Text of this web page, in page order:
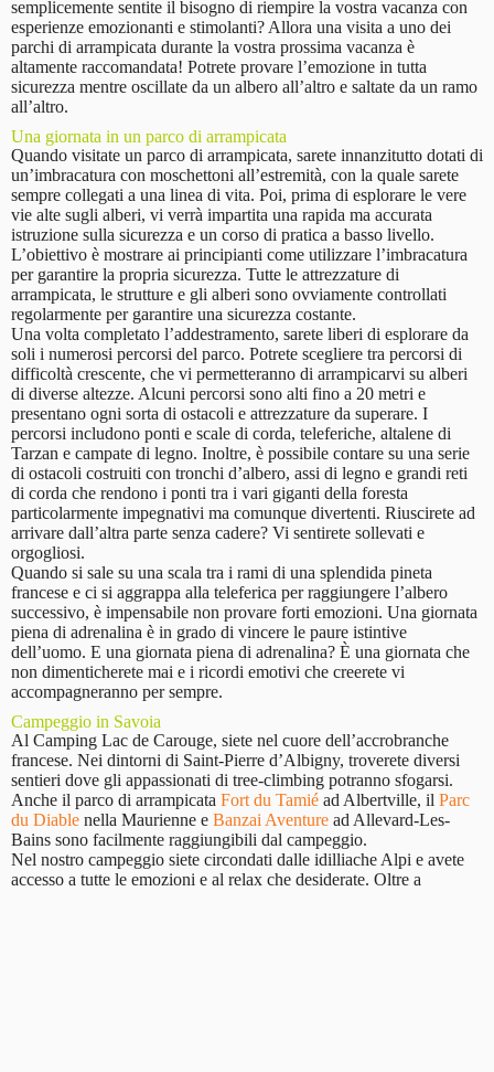
semplicemente sentite il bisogno di riempire la vostra vacanza con
esperienze emozionanti e stimolanti? Allora una visita a uno dei
parchi di arrampicata durante la vostra prossima vacanza è
altamente raccomandata! Potrete provare l’emozione in tutta
sicurezza mentre oscillate da un albero all’altro e saltate da un ramo
all’altro.
Una giornata in un parco di arrampicata
Quando visitate un parco di arrampicata, sarete innanzitutto dotati di
un’imbracatura con moschettoni all’estremità, con la quale sarete
sempre collegati a una linea di vita. Poi, prima di esplorare le vere
vie alte sugli alberi, vi verrà impartita una rapida ma accurata
istruzione sulla sicurezza e un corso di pratica a basso livello.
L’obiettivo è mostrare ai principianti come utilizzare l’imbracatura
per garantire la propria sicurezza. Tutte le attrezzature di
arrampicata, le strutture e gli alberi sono ovviamente controllati
regolarmente per garantire una sicurezza costante.
Una volta completato l’addestramento, sarete liberi di esplorare da
soli i numerosi percorsi del parco. Potrete scegliere tra percorsi di
difficoltà crescente, che vi permetteranno di arrampicarvi su alberi
di diverse altezze. Alcuni percorsi sono alti fino a 20 metri e
presentano ogni sorta di ostacoli e attrezzature da superare. I
percorsi includono ponti e scale di corda, teleferiche, altalene di
Tarzan e campate di legno. Inoltre, è possibile contare su una serie
di ostacoli costruiti con tronchi d’albero, assi di legno e grandi reti
di corda che rendono i ponti tra i vari giganti della foresta
particolarmente impegnativi ma comunque divertenti. Riuscirete ad
arrivare dall’altra parte senza cadere? Vi sentirete sollevati e
orgogliosi.
Quando si sale su una scala tra i rami di una splendida pineta
francese e ci si aggrappa alla teleferica per raggiungere l’albero
successivo, è impensabile non provare forti emozioni. Una giornata
piena di adrenalina è in grado di vincere le paure istintive
dell’uomo. E una giornata piena di adrenalina? È una giornata che
non dimenticherete mai e i ricordi emotivi che creerete vi
accompagneranno per sempre.
Campeggio in Savoia
Al Camping Lac de Carouge, siete nel cuore dell’accrobranche
francese. Nei dintorni di Saint-Pierre d’Albigny, troverete diversi
sentieri dove gli appassionati di tree-climbing potranno sfogarsi.
Anche il parco di arrampicata Fort du Tamié ad Albertville, il Parc
du Diable nella Maurienne e Banzai Aventure ad Allevard-Les-
Bains sono facilmente raggiungibili dal campeggio.
Nel nostro campeggio siete circondati dalle idilliache Alpi e avete
accesso a tutte le emozioni e al relax che desiderate. Oltre a